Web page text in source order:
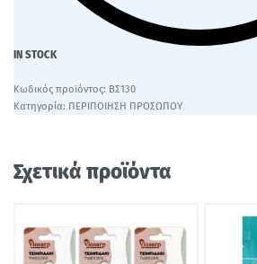
IN STOCK
ΒΣ130
Κατηγορία: ΠΕΡΙΠΟΙΗΣΗ ΠΡΟΣΩΠΟΥ
Σχετικά προϊόντα